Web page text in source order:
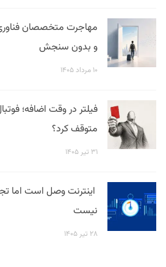
مهاجرت متخصصان
و بدون سنجش
۱۰ مرداد ۱۴۰۵
متوقف کرد؟
۳۱ تیر ۱۴۰۵
اینترنت وصل است اما
نیست
۲۸ تیر ۱۴۰۵